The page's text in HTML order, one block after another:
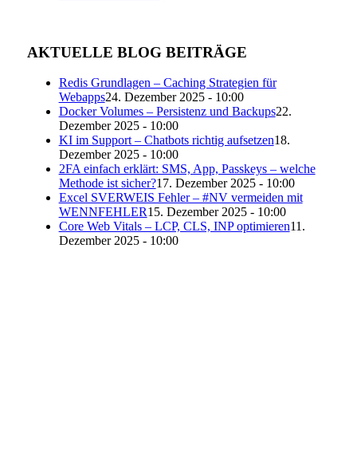
AKTUELLE BLOG BEITRÄGE
Redis Grundlagen – Caching Strategien für
Webapps24. Dezember 2025 - 10:00
Docker Volumes – Persistenz und Backups22.
Dezember 2025 - 10:00
KI im Support – Chatbots richtig aufsetzen18.
Dezember 2025 - 10:00
2FA einfach erklärt: SMS, App, Passkeys – welche
Methode ist sicher?17. Dezember 2025 - 10:00
Excel SVERWEIS Fehler – #NV vermeiden mit
WENNFEHLER15. Dezember 2025 - 10:00
Core Web Vitals – LCP, CLS, INP optimieren11.
Dezember 2025 - 10:00